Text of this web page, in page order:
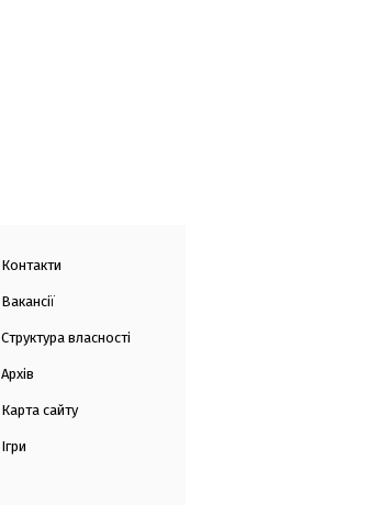
Контакти
Вакансії
Структура власності
Архів
Карта сайту
Ігри